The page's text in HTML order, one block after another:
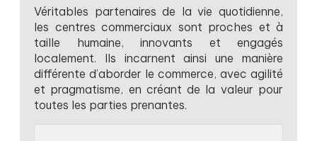
Véritables partenaires de la vie quotidienne,
les centres commerciaux sont proches et à
taille humaine, innovants et engagés
localement. Ils incarnent ainsi une manière
différente d’aborder le commerce, avec agilité
et pragmatisme, en créant de la valeur pour
toutes les parties prenantes.